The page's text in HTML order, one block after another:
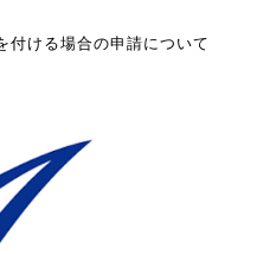
付ける場合の申請について